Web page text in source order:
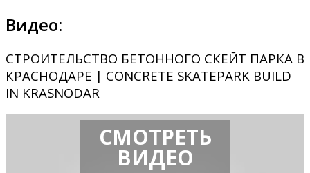
Видео:
СТРОИТЕЛЬСТВО БЕТОННОГО СКЕЙТ ПАРКА В
КРАСНОДАРЕ | CONCRETE SKATEPARK BUILD
IN KRASNODAR
СМОТРЕТЬ
ВИДЕО